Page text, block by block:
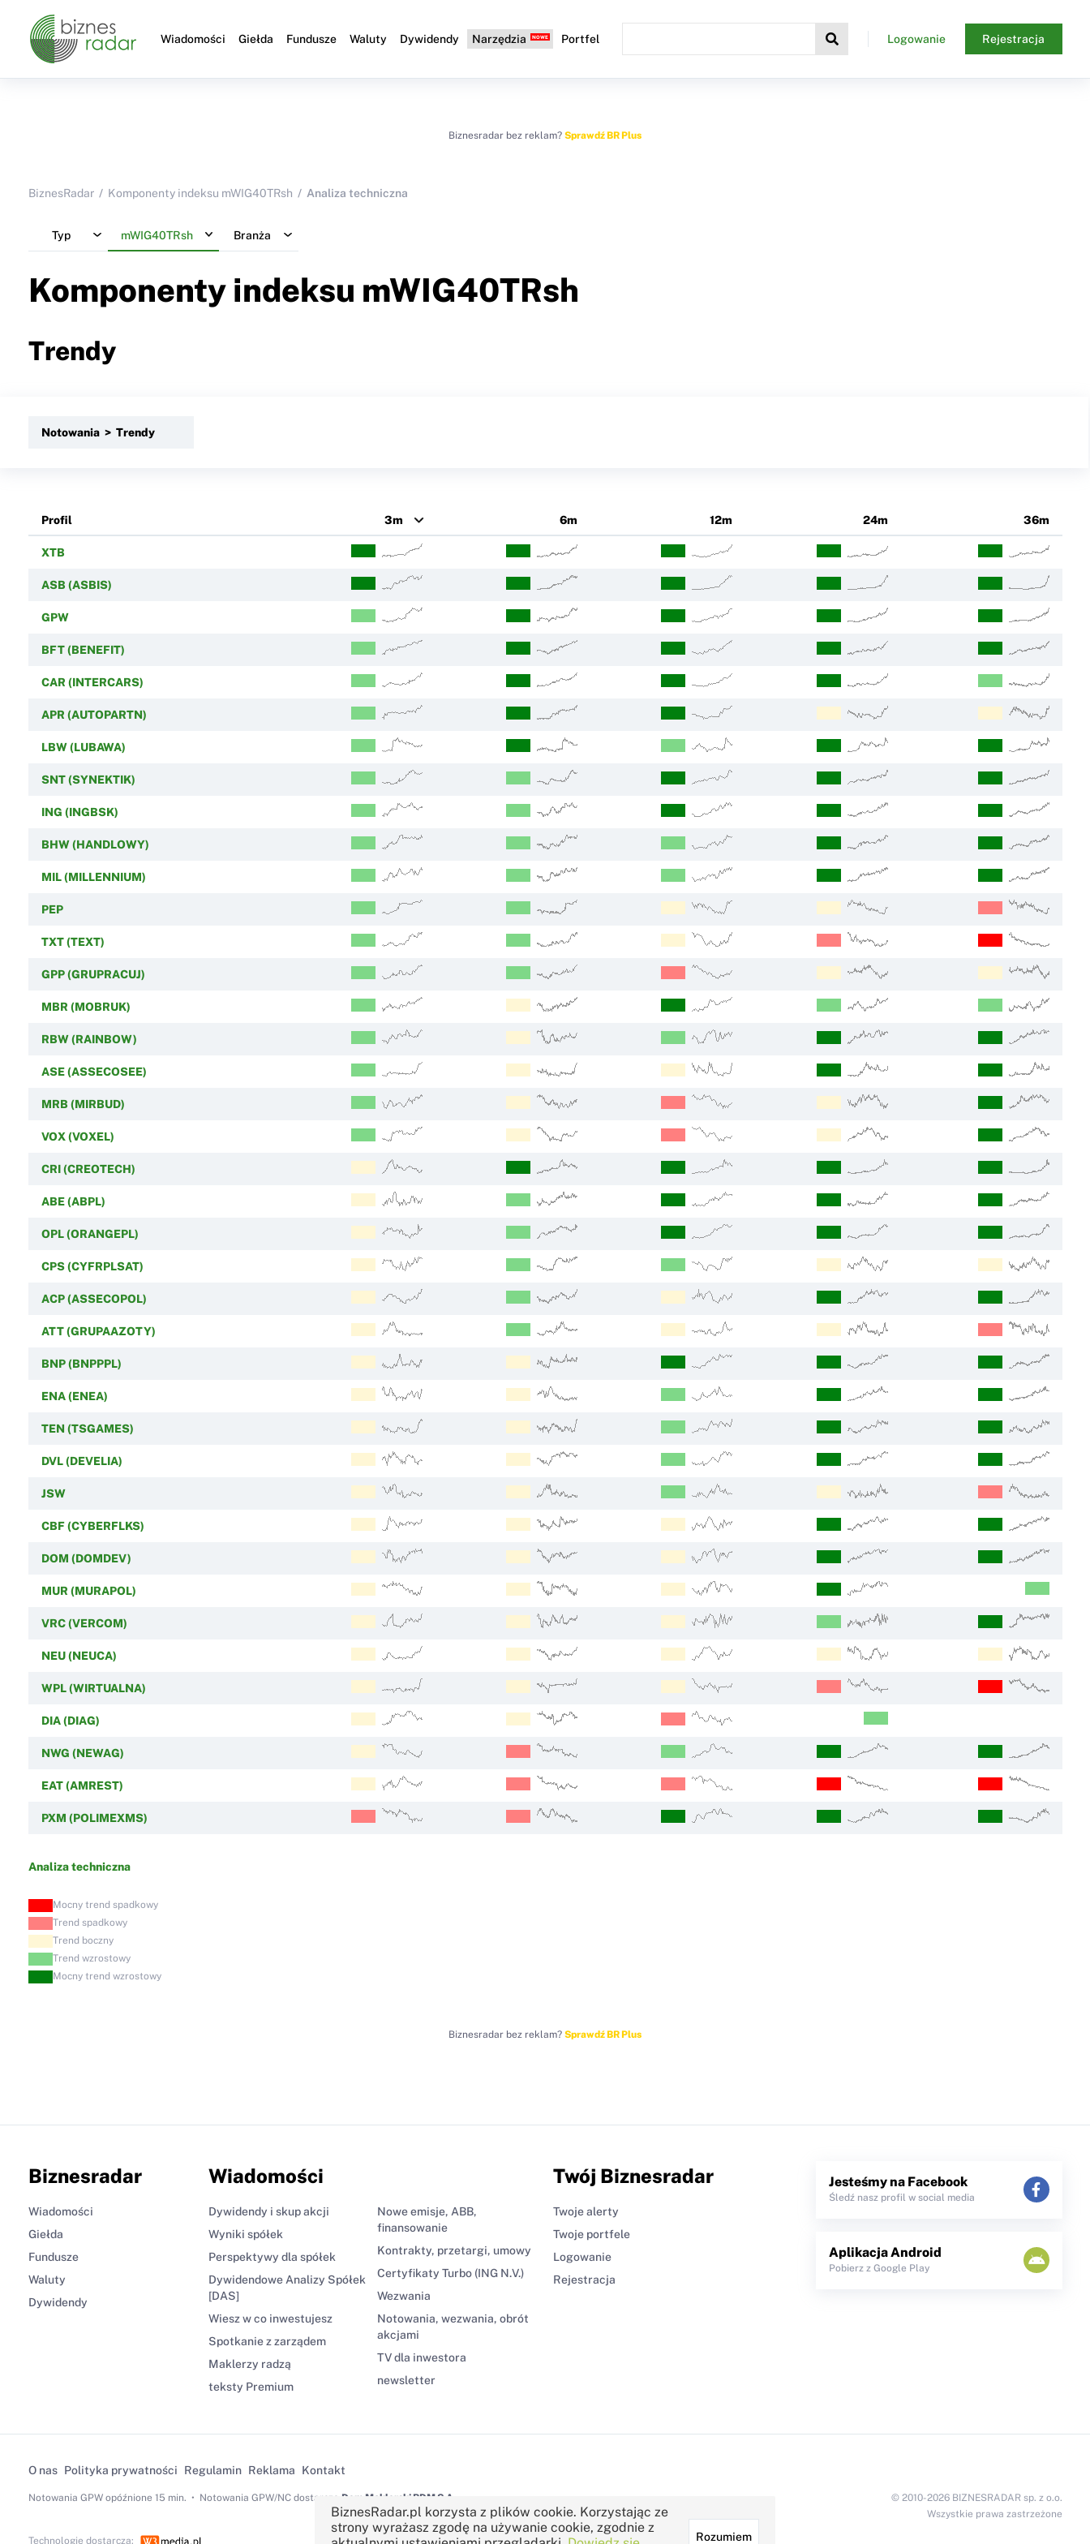
Wiadomości Giełda Fundusze Waluty Dywidendy Narzędzia Portfel Logowanie Rejestracja
Biznesradar bez reklam? Sprawdź BR Plus
BiznesRadar Komponenty indeksu mWIG40TRsh Analiza techniczna
Typ mWIG40TRsh Branża
Komponenty indeksu mWIG40TRsh
Trendy
Notowania > Trendy
Profil 3m 6m 12m 24m 36m
XTB
ASB (ASBIS)
GPW
BFT (BENEFIT)
CAR (INTERCARS)
APR (AUTOPARTN)
LBW (LUBAWA)
SNT (SYNEKTIK)
ING (INGBSK)
BHW (HANDLOWY)
MIL (MILLENNIUM)
PEP
TXT (TEXT)
GPP (GRUPRACUJ)
MBR (MOBRUK)
RBW (RAINBOW)
ASE (ASSECOSEE)
MRB (MIRBUD)
VOX (VOXEL)
CRI (CREOTECH)
ABE (ABPL)
OPL (ORANGEPL)
CPS (CYFRPLSAT)
ACP (ASSECOPOL)
ATT (GRUPAAZOTY)
BNP (BNPPPL)
ENA (ENEA)
TEN (TSGAMES)
DVL (DEVELIA)
JSW
CBF (CYBERFLKS)
DOM (DOMDEV)
MUR (MURAPOL)
VRC (VERCOM)
NEU (NEUCA)
WPL (WIRTUALNA)
DIA (DIAG)
NWG (NEWAG)
EAT (AMREST)
PXM (POLIMEXMS)
Analiza techniczna
Mocny trend spadkowy
Trend spadkowy
Trend boczny
Trend wzrostowy
Mocny trend wzrostowy
Biznesradar bez reklam? Sprawdź BR Plus
Biznesradar
Wiadomości
Giełda
Fundusze
Waluty
Dywidendy
Wiadomości
Dywidendy i skup akcji
Wyniki spółek
Perspektywy dla spółek
Dywidendowe Analizy Spółek
[DAS]
Wiesz w co inwestujesz
Spotkanie z zarządem
Maklerzy radzą
teksty Premium
Nowe emisje, ABB,
finansowanie
Kontrakty, przetargi, umowy
Certyfikaty Turbo (ING N.V.)
Wezwania
Notowania, wezwania, obrót
akcjami
TV dla inwestora
newsletter
Twój Biznesradar
Twoje alerty
Twoje portfele
Logowanie
Rejestracja
Jesteśmy na Facebook
Śledź nasz profil w social media
Aplikacja Android
Pobierz z Google Play
O nas Polityka prywatności Regulamin Reklama Kontakt
Notowania GPWopóźnione 15 min. Notowania GPW/NC dostarcza Dom Maklerski BDM S.A.
© 2010-2026 BIZNESRADAR sp. z o.o.
Wszystkie prawa zastrzeżone
Technologię dostarcza:
BiznesRadar.pl korzysta z plików cookie. Korzystając ze
strony wyrażasz zgodę na używanie cookie, zgodnie z
Rozumiem